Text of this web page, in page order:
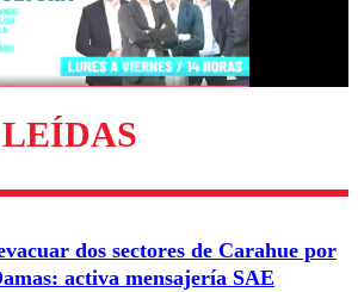
Enviar comentario
dos sectores de Carahue por
activa mensajería SAE